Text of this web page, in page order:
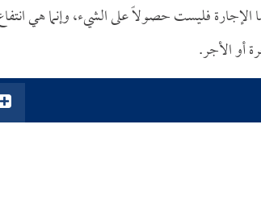
فليست حصولاً على الشيء، وإنما هي
أو الأجر.